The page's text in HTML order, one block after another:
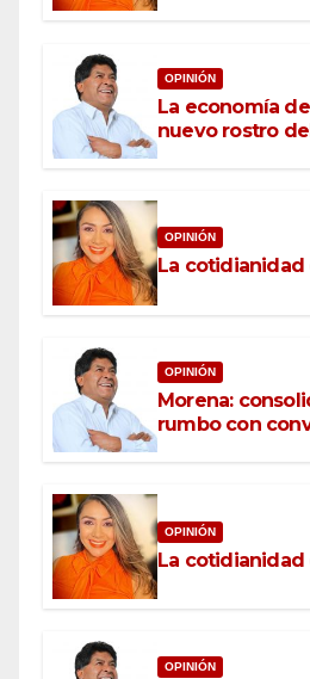
OPINIÓN
La economía
nuevo rostro
OPINIÓN
La
OPINIÓN
Morena:
rumbo con
OPINIÓN
La cotidianidad
OPINIÓN